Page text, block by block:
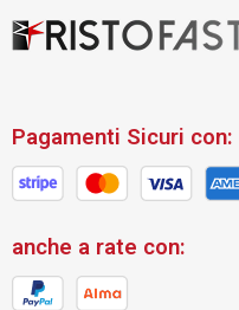
Pagamenti Sicuri con:
anche a rate con: